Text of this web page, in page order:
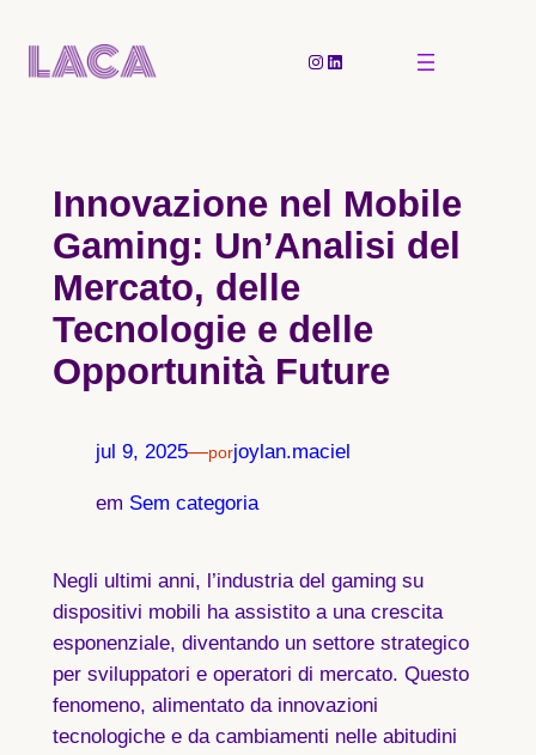
para
Instagram
LinkedIn
Innovazione nel Mobile
Gaming: Un’Analisi del
Mercato, delle
Tecnologie e delle
Opportunità Future
jul 9, 2025—porjoylan.maciel
em Sem categoria
Negli ultimi anni, l’industria del gaming su
dispositivi mobili ha assistito a una crescita
esponenziale, diventando un settore strategico
per sviluppatori e operatori di mercato. Questo
fenomeno, alimentato da innovazioni
tecnologiche e da cambiamenti nelle abitudini